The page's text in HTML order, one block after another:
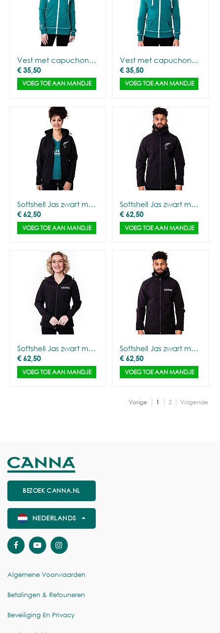
Vest met capuchon groen met CANNA logo - Vrouwen
€35,50
VOEG TOE AAN MANDJE
Vest met capuchon groen met CANNA logo - Mannen
€35,50
VOEG TOE AAN MANDJE
Softshell Jas zwart met Gorilla Outline - Vrouwen
€62,50
VOEG TOE AAN MANDJE
Softshell Jas zwart met Gorilla Outline - Mannen
€62,50
VOEG TOE AAN MANDJE
Softshell Jas zwart met CANNA logo - Vrouwen
€62,50
VOEG TOE AAN MANDJE
Softshell Jas zwart met CANNA logo - Mannen
€62,50
VOEG TOE AAN MANDJE
Vorige 1 2 Volgende
BEZOEK CANNA.NL
NEDERLANDS
Algemene Voorwaarden
Betalingen & Retouneren
Beveiliging En Privacy